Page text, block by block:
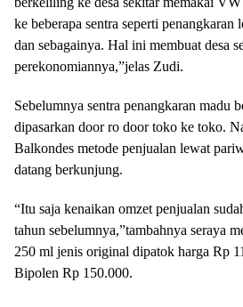
ke beberapa sentra seperti penangkaran
dan sebagainya. Hal ini membuat desa
perekonomiannya,”jelas Zudi.
Sebelumnya sentra penangkaran madu
dipasarkan door ro door toko ke toko.
Balkondes metode penjualan lewat
datang berkunjung.
“Itu saja kenaikan omzet penjualan
tahun sebelumnya,”tambahnya seraya
250 ml jenis original dipatok harga Rp
Bipolen Rp 150.000.